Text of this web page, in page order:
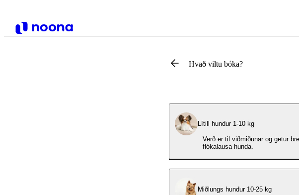
Hvað viltu bóka?
Lítill hundur 1-10 kg
Verð er til viðmiðunar og getur
flókalausa hunda.
Miðlungs hundur 10-25 kg